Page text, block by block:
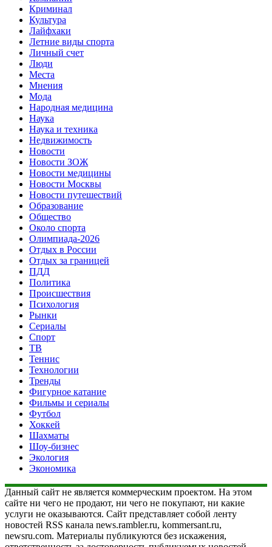
Криминал
Культура
Лайфхаки
Летние виды спорта
Личный счет
Люди
Места
Мнения
Мода
Народная медицина
Наука
Наука и техника
Недвижимость
Новости
Новости ЗОЖ
Новости медицины
Новости Москвы
Новости путешествий
Образование
Общество
Около спорта
Олимпиада-2026
Отдых в России
Отдых за границей
ПДД
Политика
Происшествия
Психология
Рынки
Сериалы
Спорт
ТВ
Теннис
Технологии
Тренды
Фигурное катание
Фильмы и сериалы
Футбол
Хоккей
Шахматы
Шоу-бизнес
Экология
Экономика
Данный сайт не является коммерческим проектом. На этом
сайте ни чего не продают, ни чего не покупают, ни какие
услуги не оказываются. Сайт представляет собой ленту
новостей RSS канала news.rambler.ru, kommersant.ru,
newsru.com. Материалы публикуются без искажения,